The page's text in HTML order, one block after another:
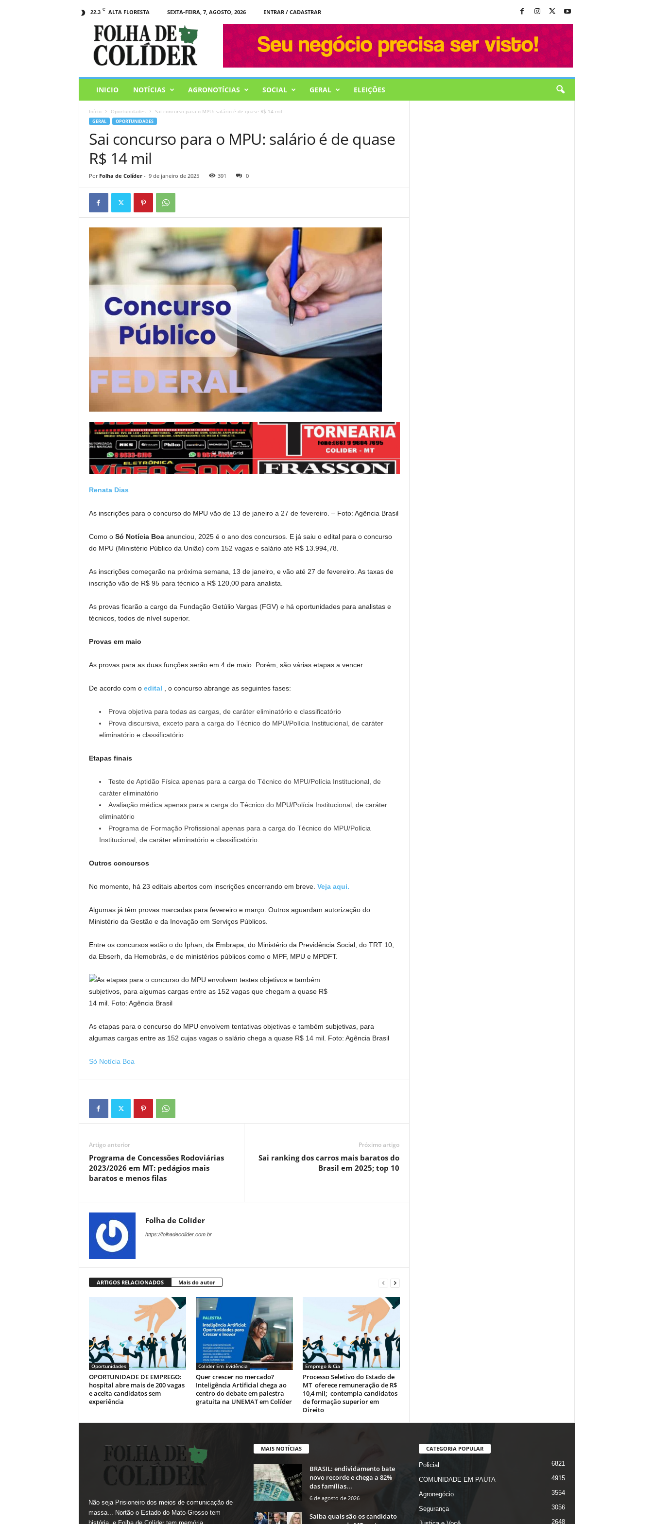
22.3 C ALTA FLORESTA SEXTA-FEIRA, 7, AGOSTO, 2026
ENTRAR / CADASTRAR
INICIO NOTÍCIAS AGRONOTÍCIAS SOCIAL GERAL ELEIÇÕES
Início Oportunidades Sai concurso para o MPU: salário é de quase R$ 14 mil
GERAL OPORTUNIDADES
Sai concurso para o MPU: salário é de quase
R$ 14 mil
Por Folha de Colíder- 9 de janeiro de 2025 391 0
Renata Dias
As inscrições para o concurso do MPU vão de 13 de janeiro a 27 de fevereiro. – Foto: Agência Brasil
Como o Só Notícia Boaanunciou, 2025 é o ano dos concursos. E já saiu o edital para o concurso
do MPU (Ministério Público da União) com 152 vagas e salário até R$ 13.994,78.
As inscrições começarão na próxima semana, 13 de janeiro, e vão até 27 de fevereiro. As taxas de
inscrição vão de R$ 95 para técnico a R$ 120,00 para analista.
As provas ficarão a cargo da Fundação Getúlio Vargas (FGV) e há oportunidades para analistas e
técnicos, todos de nível superior.
Provas em maio
As provas para as duas funções serão em 4 de maio. Porém, são várias etapas a vencer.
De acordo com o edital , o concurso abrange as seguintes fases:
Prova objetiva para todas as cargas, de caráter eliminatório e classificatório
Prova discursiva, exceto para a carga do Técnico do MPU/Polícia Institucional, de caráter
eliminatório e classificatório
Etapas finais
Teste de Aptidão Física apenas para a carga do Técnico do MPU/Polícia Institucional, de
caráter eliminatório
Avaliação médica apenas para a carga do Técnico do MPU/Polícia Institucional, de caráter
eliminatório
Programa de Formação Profissional apenas para a carga do Técnico do MPU/Polícia
Institucional, de caráter eliminatório e classificatório.
Outros concursos
No momento, há 23 editais abertos com inscrições encerrando em breve. Veja aqui.
Algumas já têm provas marcadas para fevereiro e março. Outros aguardam autorização do
Ministério da Gestão e da Inovação em Serviços Públicos.
Entre os concursos estão o do Iphan, da Embrapa, do Ministério da Previdência Social, do TRT 10,
da Ebserh, da Hemobrás, e de ministérios públicos como o MPF, MPU e MPDFT.
As etapas para o concurso do MPU envolvem tentativas objetivas e também subjetivas, para
algumas cargas entre as 152 cujas vagas o salário chega a quase R$ 14 mil. Foto: Agência Brasil
Só Notícia Boa
Artigo anterior
Programa de Concessões Rodoviárias
2023/2026 em MT: pedágios mais
baratos e menos filas
Próximo artigo
Sai ranking dos carros mais baratos do
Brasil em 2025; top 10
Folha de Colíder
https://folhadecolider.com.br
ARTIGOS RELACIONADOS Mais do autor
Oportunidades
OPORTUNIDADE DE EMPREGO:
hospital abre mais de 200 vagas
e aceita candidatos sem
experiência
Colider Em Evidência
Quer crescer no mercado?
Inteligência Artificial chega ao
centro do debate em palestra
gratuita na UNEMAT em Colíder
Emprego & Cia
Processo Seletivo do Estado de
MT oferece remuneração de R$
10,4 mil; contempla candidatos
de formação superior em
Direito
Não seja Prisioneiro dos meios de comunicação de
massa... Nortão o Estado do Mato-Grosso tem
MAIS NOTÍCIAS
BRASIL: endividamento bate
novo recorde e chega a 82%
das famílias...
6 de agosto de 2026
Saiba quais são os candidato
CATEGORIA POPULAR
Policial 6821
COMUNIDADE EM PAUTA 4915
Agronegócio 3554
Segurança 3056
2648